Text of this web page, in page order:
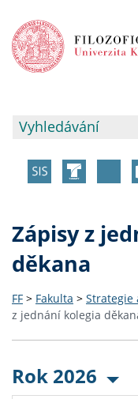
Zápisy z
děkana
FF > Fakulta > Strategie
z jednání kolegia
Rok 2026